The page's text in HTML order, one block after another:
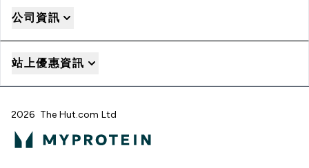
公司資訊
站上優惠資訊
2026 The Hut.com Ltd